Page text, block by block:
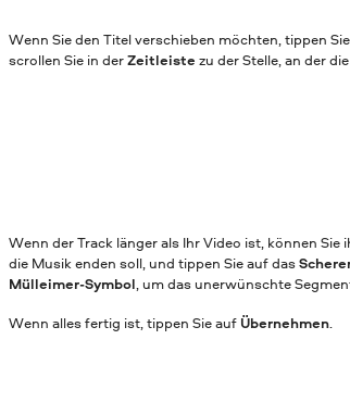
Wenn Sie den Titel verschieben möchten, tippen
scrollen Sie in derZeitleiste zu der Stelle, an der
Wenn der Track länger als Ihr Video ist, können Sie
die Musik enden soll, und tippen Sie auf das
Mülleimer-Symbol, um das unerwünschte
Wenn alles fertig ist, tippen Sie auf Übernehmen